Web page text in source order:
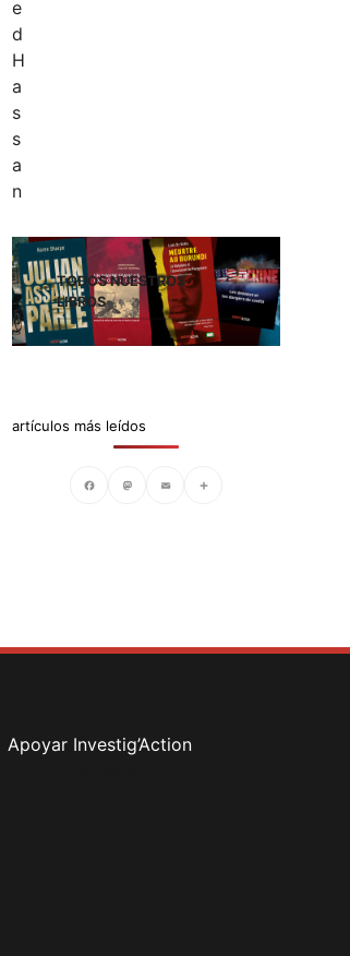
TODOS NUESTROS
LIBROS
artículos más leídos
Apoyar Investig’Action